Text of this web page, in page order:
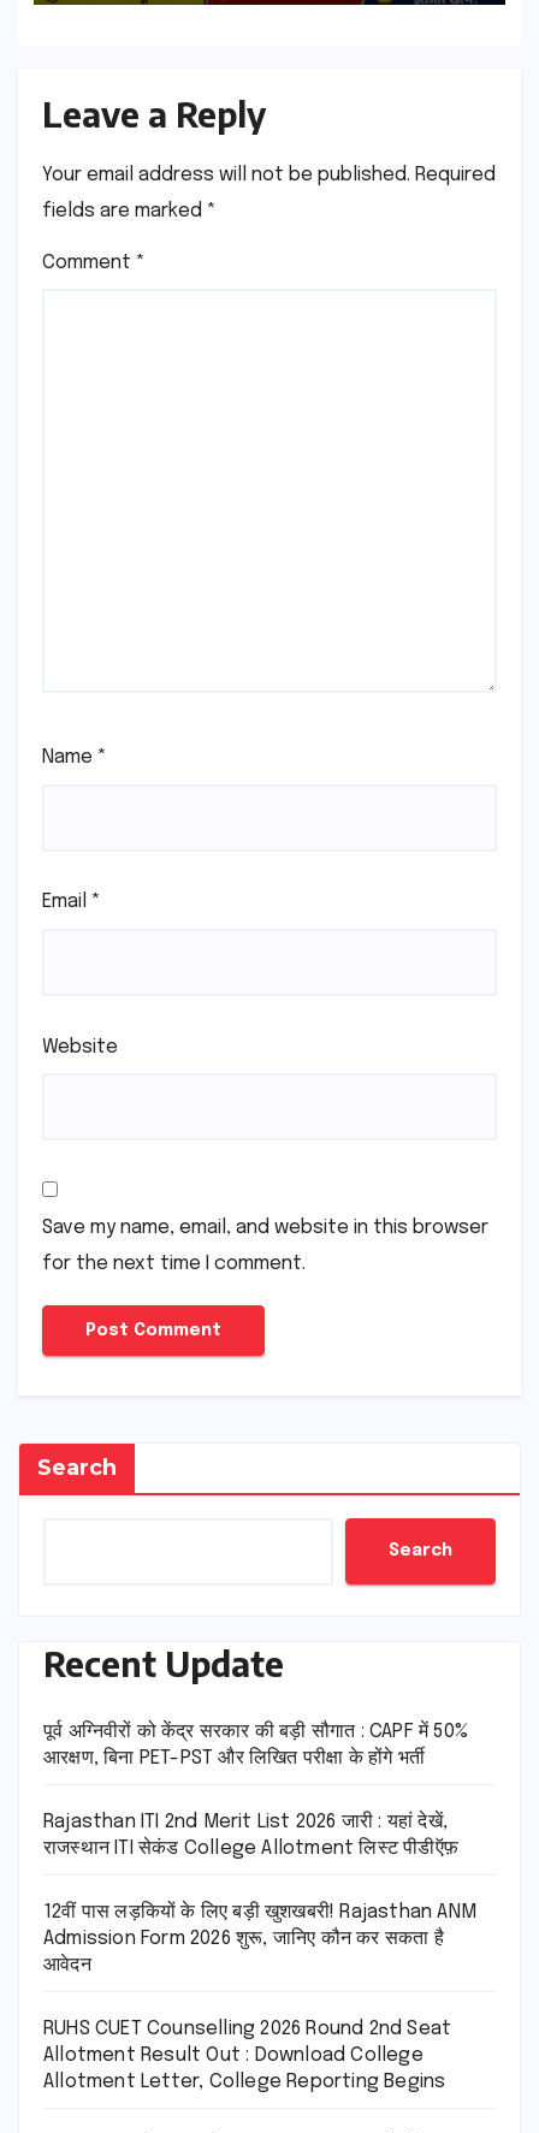
Download Process
Leave a Reply
Your email address will not be published. Required
fields are marked *
Comment *
Name *
Email *
Website
Save my name, email, and website in this browser
for the next time I comment.
Search
Search
Recent Update
पूर्व अग्निवीरों को केंद्र सरकार की बड़ी सौगात : CAPF में 50%
आरक्षण, बिना PET-PST और लिखित परीक्षा के होंगे भर्ती
Rajasthan ITI 2nd Merit List 2026 जारी : यहां देखें,
राजस्थान ITI सेकंड College Allotment लिस्ट पीडीऍफ़
12वीं पास लड़कियों के लिए बड़ी खुशखबरी! Rajasthan ANM
Admission Form 2026 शुरू, जानिए कौन कर सकता है
आवेदन
RUHS CUET Counselling 2026 Round 2nd Seat
Allotment Result Out : Download College
Allotment Letter, College Reporting Begins